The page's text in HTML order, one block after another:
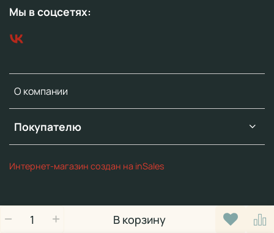
В корзину
О компании
Покупателю
Мы в соцсетях:
Интернет-магазин создан на inSales